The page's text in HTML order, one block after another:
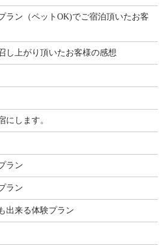
ラン（ペットOK)でご宿泊頂いたお客
し上がり頂いたお客様の感想
にします。
ラン
ラン
出来る体験プラン